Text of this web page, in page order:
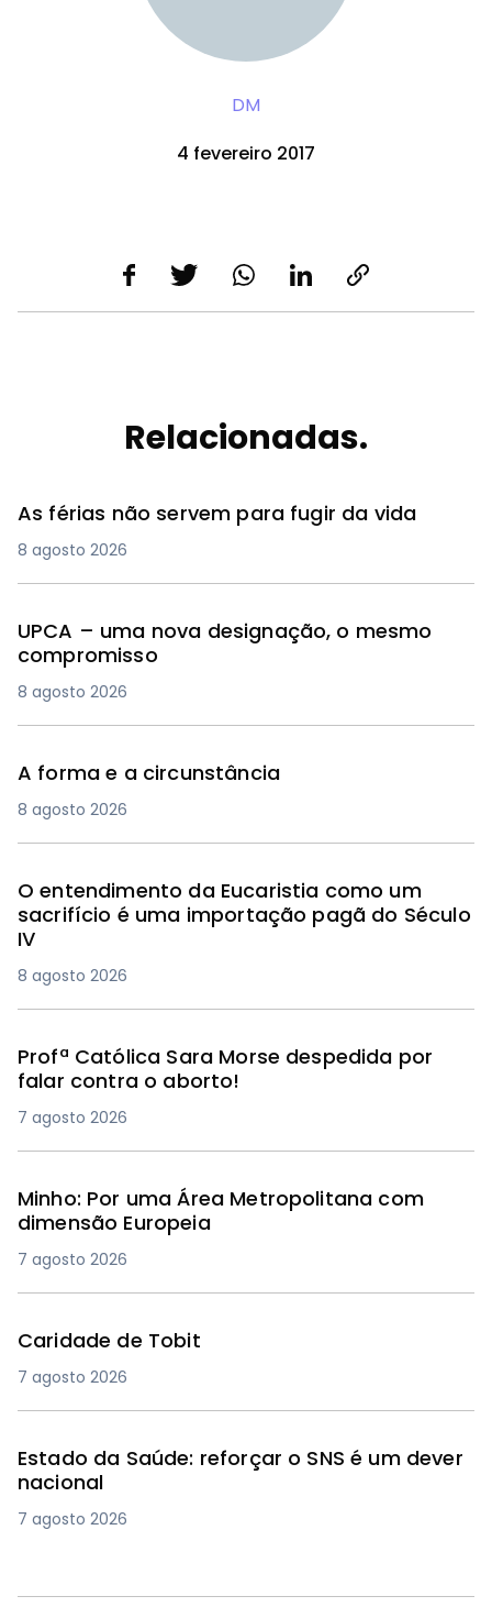
DM
4 fevereiro 2017
Relacionadas.
As férias não servem para fugir da vida
8 agosto 2026
UPCA – uma nova designação, o mesmo
compromisso
8 agosto 2026
A forma e a circunstância
8 agosto 2026
O entendimento da Eucaristia como um
sacrifício é uma importação pagã do Século
IV
8 agosto 2026
Profª Católica Sara Morse despedida por
falar contra o aborto!
7 agosto 2026
Minho: Por uma Área Metropolitana com
dimensão Europeia
7 agosto 2026
Caridade de Tobit
7 agosto 2026
Estado da Saúde: reforçar o SNS é um dever
nacional
7 agosto 2026